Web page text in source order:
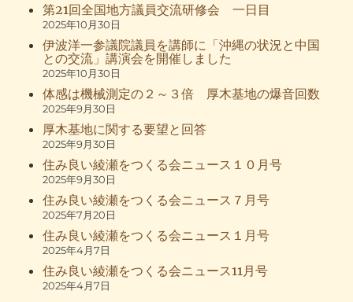
第21回全国地方議員交流研修会 一日目
2025年10月30日
伊波洋一参議院議員を講師に「沖縄の状況と中国
との交流」講演会を開催しました
2025年10月30日
体感は機械測定の２～３倍 厚木基地の爆音回数
2025年9月30日
厚木基地に関する要望と回答
2025年9月30日
住み良い綾瀬をつくる会ニュース１０月号
2025年9月30日
住み良い綾瀬をつくる会ニュース７月号
2025年7月20日
住み良い綾瀬をつくる会ニュース１月号
2025年4月7日
住み良い綾瀬をつくる会ニュース11月号
2025年4月7日